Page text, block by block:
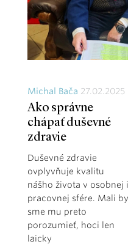
Michal Bača 27.02.2025
Ako správne
chápať duševné
zdravie
Duševné zdravie
ovplyvňuje kvalitu
nášho života v osobnej i
pracovnej sfére. Mali by
sme mu preto
porozumieť, hoci len
laicky